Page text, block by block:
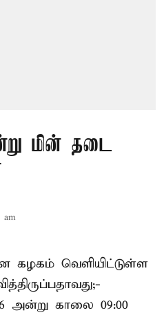
மின் தடை
am
கழகம் வெளியிட்டுள்ள
அன்று காலை 09:00